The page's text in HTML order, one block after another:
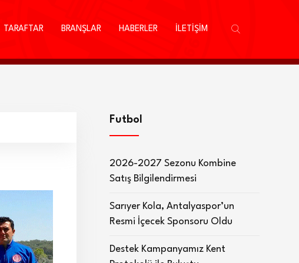
TARAFTAR BRANŞLAR HABERLER İLETİŞİM
Futbol
2026-2027 Sezonu Kombine
Satış Bilgilendirmesi
Sarıyer Kola, Antalyaspor’un
Resmi İçecek Sponsoru Oldu
Destek Kampanyamız Kent